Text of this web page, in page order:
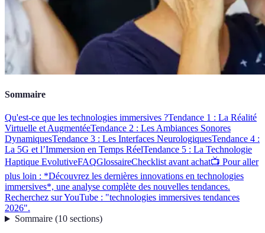
Sommaire
Qu'est-ce que les technologies immersives ?Tendance 1 : La Réalité
Virtuelle et AugmentéeTendance 2 : Les Ambiances Sonores
DynamiquesTendance 3 : Les Interfaces NeurologiquesTendance 4 :
La 5G et l’Immersion en Temps RéelTendance 5 : La Technologie
Haptique EvolutiveFAQGlossaireChecklist avant achat📺 Pour aller
plus loin : *Découvrez les dernières innovations en technologies
immersives*, une analyse complète des nouvelles tendances.
Recherchez sur YouTube : "technologies immersives tendances
2026".
Sommaire(10 sections)